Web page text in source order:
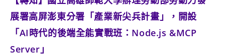
展署高屏澎東分署「產業新尖兵計畫」，開設
「AI時代的後端全能實戰班：Node.js &MCP
Server」